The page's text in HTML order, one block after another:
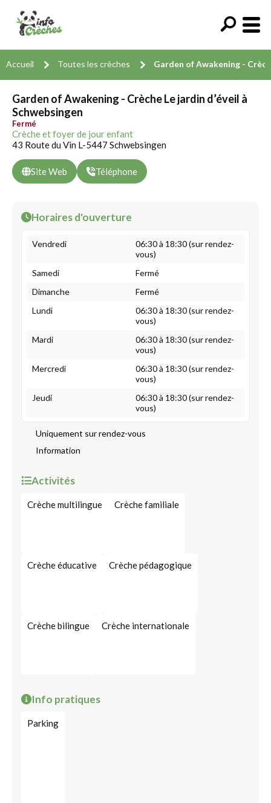
Accueil Toutes les crèches Garden of Awakening -
Garden of Awakening - Crèche Le jardin d’éveil à
Schwebsingen
Fermé
Crèche et foyer de jour enfant
43 Route du Vin L-5447 Schwebsingen
Site Web Téléphone
Horaires d'ouverture
Vendredi
06:30 à 18:30 (sur rendez-
vous)
Samedi
Fermé
Dimanche
Fermé
Lundi
06:30 à 18:30 (sur rendez-
vous)
Mardi
06:30 à 18:30 (sur rendez-
vous)
Mercredi
06:30 à 18:30 (sur rendez-
vous)
Jeudi
06:30 à 18:30 (sur rendez-
vous)
Uniquement sur rendez-vous
Information
Activités
Crèche multilingue Crèche familiale
Crèche éducative Crèche pédagogique
Crèche bilingue Crèche internationale
Info pratiques
Parking